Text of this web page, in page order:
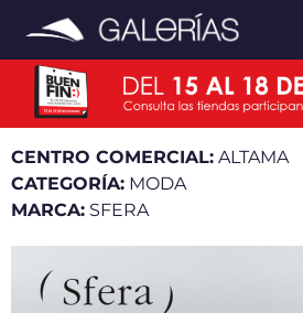
CENTRO COMERCIAL: ALTAMA
CATEGORÍA: MODA
MARCA: SFERA